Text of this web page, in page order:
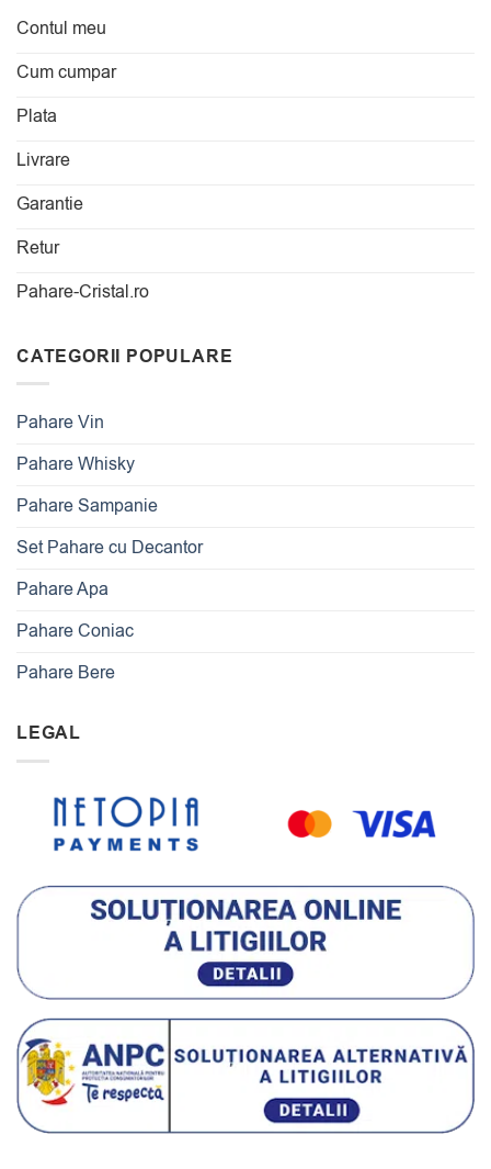
Contul meu
Cum cumpar
Plata
Livrare
Garantie
Retur
Pahare-Cristal.ro
CATEGORII POPULARE
Pahare Vin
Pahare Whisky
Pahare Sampanie
Set Pahare cu Decantor
Pahare Apa
Pahare Coniac
Pahare Bere
LEGAL